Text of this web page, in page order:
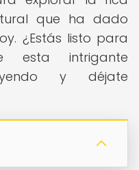
que ha dado
¿Estás listo para
esta intrigante
y déjate